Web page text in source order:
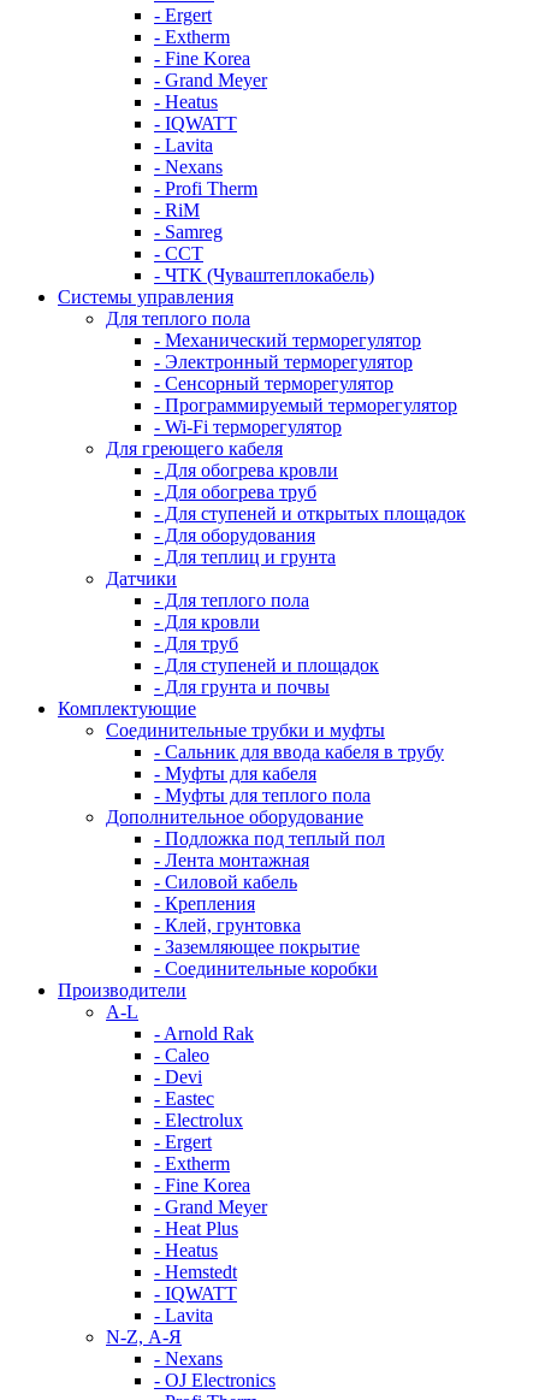
- Ergert
- Extherm
- Fine Korea
- Grand Meyer
- Heatus
- IQWATT
- Lavita
- Nexans
- Profi Therm
- RiM
- Samreg
- ССТ
- ЧТК (Чуваштеплокабель)
Системы управления
Для теплого пола
- Механический терморегулятор
- Электронный терморегулятор
- Сенсорный терморегулятор
- Программируемый терморегулятор
- Wi-Fi терморегулятор
Для греющего кабеля
- Для обогрева кровли
- Для обогрева труб
- Для ступеней и открытых площадок
- Для оборудования
- Для теплиц и грунта
Датчики
- Для теплого пола
- Для кровли
- Для труб
- Для ступеней и площадок
- Для грунта и почвы
Комплектующие
Соединительные трубки и муфты
- Сальник для ввода кабеля в трубу
- Муфты для кабеля
- Муфты для теплого пола
Дополнительное оборудование
- Подложка под теплый пол
- Лента монтажная
- Силовой кабель
- Крепления
- Клей, грунтовка
- Заземляющее покрытие
- Соединительные коробки
Производители
A-L
- Arnold Rak
- Caleo
- Devi
- Eastec
- Electrolux
- Ergert
- Extherm
- Fine Korea
- Grand Meyer
- Heat Plus
- Heatus
- Hemstedt
- IQWATT
- Lavita
N-Z, А-Я
- Nexans
- OJ Electronics